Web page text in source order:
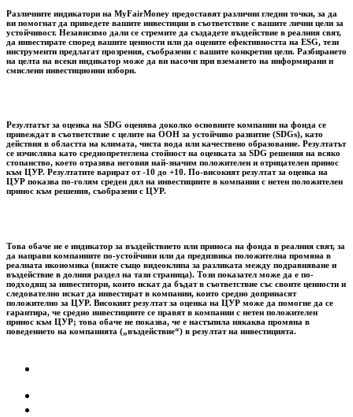
Различните индикатори на MyFairMoney предоставят различни гледни точки, за да
ви помогнат да приведете вашите инвестиции в съответствие с вашите лични цели за
устойчивост. Независимо дали се стремите да създадете въздействие в реалния свят,
да инвестирате според вашите ценности или да оцените ефективността на ESG, тези
инструменти предлагат прозрения, съобразени с вашите конкретни цели. Разбирането
на целта на всеки индикатор може да ви насочи при вземането на информирани и
смислени инвестиционни избори.
Резултатът за оценка на SDG оценява доколко основните компании на фонда се
привеждат в съответствие с целите на ООН за устойчиво развитие (SDGs), като
действия в областта на климата, чиста вода или качествено образование. Резултатът
се изчислява като среднопретеглена стойност на оценката за SDG решения на всяко
стопанство, което отразява неговия най-значим положителен и отрицателен принос
към ЦУР. Резултатите варират от -10 до +10. По-високият резултат за оценка на
ЦУР показва по-голям среден дял на инвестициите в компании с нетен положителен
принос към решения, съобразени с ЦУР.
Това обаче не е индикатор за въздействието или приноса на фонда в реалния свят, за
да направи компаниите по-устойчиви или да предизвика положителна промяна в
реалната икономика (вижте също видеоклипа за разликата между подравняване и
въздействие в долния раздел на тази страница). Този показател може да е по-
подходящ за инвеститори, които искат да бъдат в съответствие със своите ценности и
следователно искат да инвестират в компании, които средно допринасят
положително за ЦУР. Високият резултат за оценка на ЦУР може да помогне да се
гарантира, че средно инвестициите се правят в компании с нетен положителен
принос към ЦУР; това обаче не показва, че е настъпила някаква промяна в
поведението на компанията („въздействие“) в резултат на инвестицията.